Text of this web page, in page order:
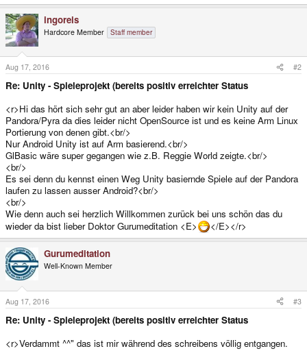
ingoreis
Hardcore Member Staff member
Aug 17, 2016 #2
Re: Unity - Spieleprojekt (bereits positiv erreichter Status
<r>Hi das hört sich sehr gut an aber leider haben wir kein Unity auf der
Pandora/Pyra da dies leider nicht OpenSource ist und es keine Arm Linux
Portierung von denen gibt.<br/>
Nur Android Unity ist auf Arm basierend.<br/>
GlBasic wäre super gegangen wie z.B. Reggie World zeigte.<br/>
<br/>
Es sei denn du kennst einen Weg Unity basiernde Spiele auf der Pandora
laufen zu lassen ausser Android?<br/>
<br/>
Wie denn auch sei herzlich Willkommen zurück bei uns schön das du
wieder da bist lieber Doktor Gurumeditation <E>
</E></r>
Gurumeditation
Well-Known Member
Aug 17, 2016 #3
Re: Unity - Spieleprojekt (bereits positiv erreichter Status
<r>Verdammt ^^" das ist mir während des schreibens völlig entgangen.